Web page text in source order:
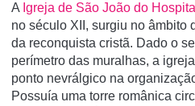
A Igreja de São João do
no século XII, surgiu no âmbito
da reconquista cristã. Dado o
perímetro das muralhas, a
ponto nevrálgico na
Possuía uma torre românica